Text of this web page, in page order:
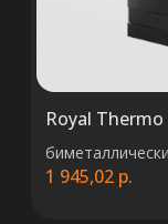
Royal
1 945,02 р.